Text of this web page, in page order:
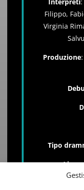
Filippo,
Virginia
Produzione
Tipo